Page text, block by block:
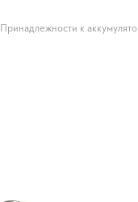
Принадлежности к